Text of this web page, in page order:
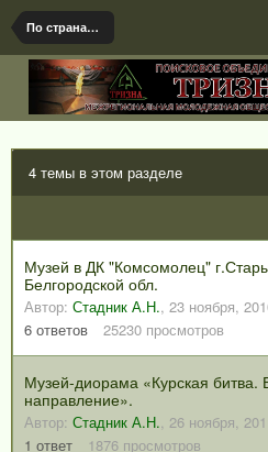
По странам и регионам
4 темы в этом разделе
Музей в ДК "Комсомолец"
Белгородской обл.
Автор: Стадник А.Н., 23 ноября,
6 ответов 25230 просмотров
Музей-диорама «Курская битва.
направление».
Автор: Стадник А.Н., 26 ноября,
1 ответ 1876 просмотров